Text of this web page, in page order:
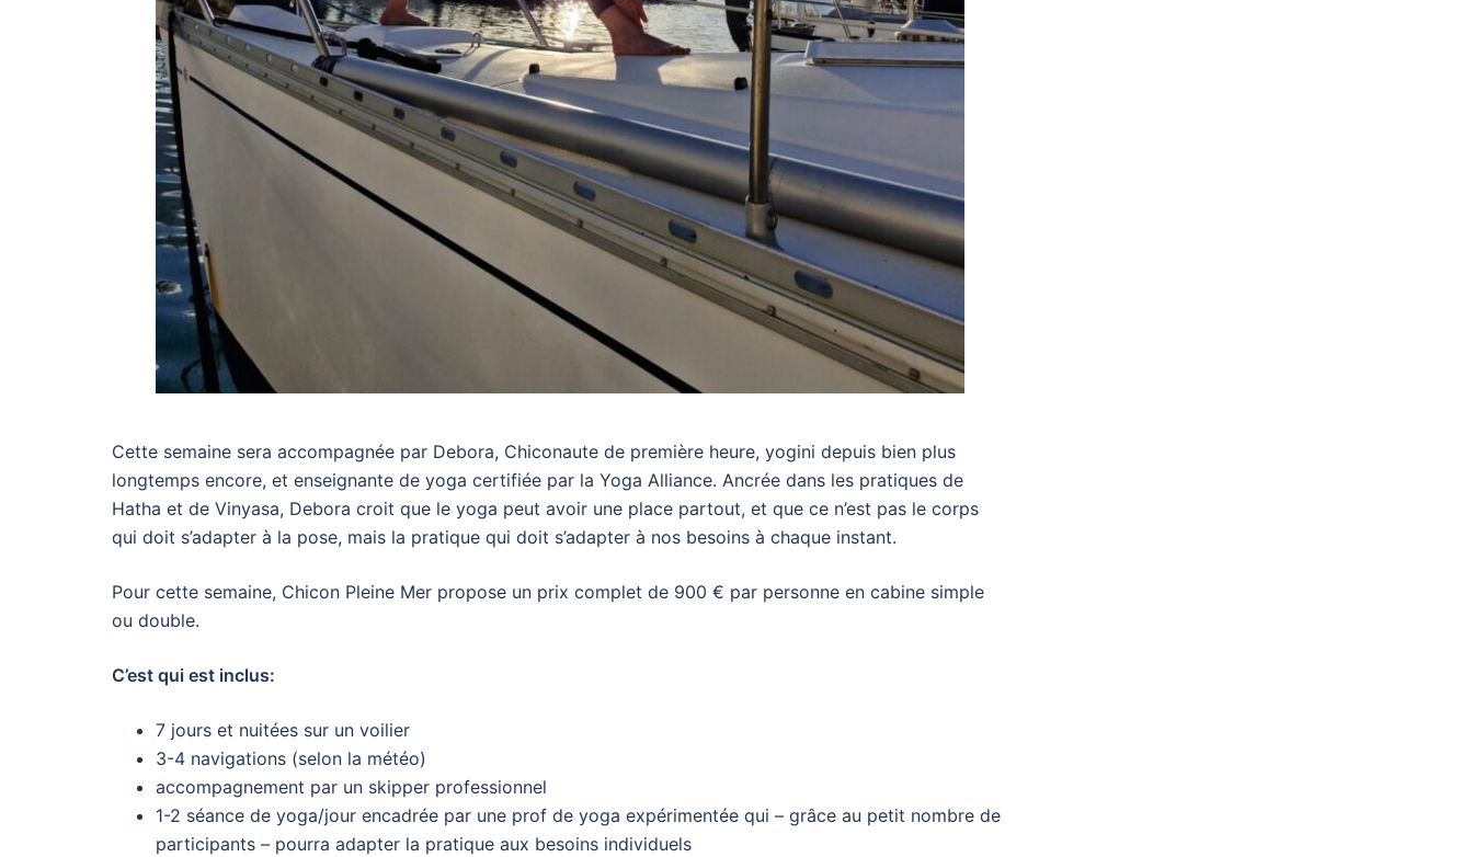
Cette semaine sera accompagnée par Debora, Chiconaute de première heure, yogini depuis bien plus
longtemps encore, et enseignante de yoga certifiée par la Yoga Alliance. Ancrée dans les pratiques de
Hatha et de Vinyasa, Debora croit que le yoga peut avoir une place partout, et que ce n’est pas le corps
qui doit s’adapter à la pose, mais la pratique qui doit s’adapter à nos besoins à chaque instant.
Pour cette semaine, Chicon Pleine Mer propose un prix complet de 900 € par personne en cabine simple
ou double.
C’est qui est inclus:
7 jours et nuitées sur un voilier
3-4 navigations (selon la météo)
accompagnement par un skipper professionnel
1-2 séance de yoga/jour encadrée par une prof de yoga expérimentée qui – grâce au petit nombre de
participants – pourra adapter la pratique aux besoins individuels